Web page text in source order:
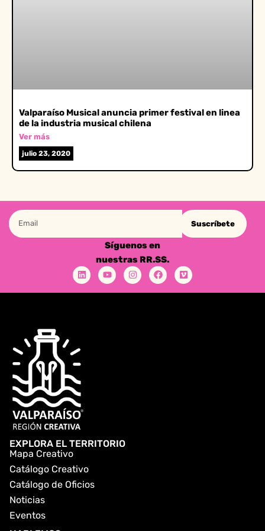
Valparaíso Musical anuncia primer festival en linea
de la industria musical chilena
Ver más
julio 23, 2020
Suscríbete
Síguenos en
nuestras RR.SS.
EXPLORA EL TERRITORIO
Mapa Creativo
Catálogo Creativo
Catálogo de Oficios
Noticias
Eventos